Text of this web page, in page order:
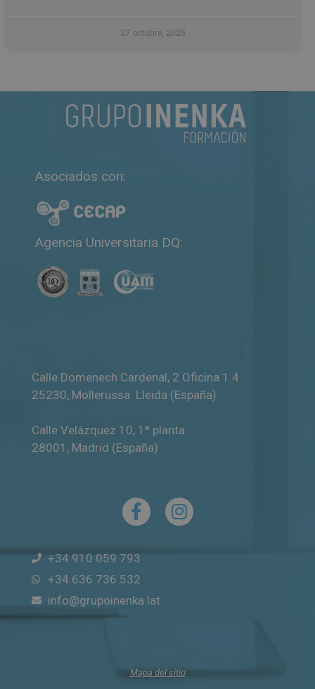
27 octubre, 2025
Asociados con:
Agencia Universitaria DQ:
Calle Domenech Cardenal, 2 Oficina 1.4
25230, Mollerussa. Lleida (España)
Calle Velázquez 10, 1ª planta
28001 , Madrid (España)
+34 910 059 793
+34 636 736 532
info@grupoinenka.lat
Mapa del sitio